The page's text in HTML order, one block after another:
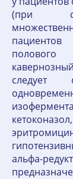
(при
следует
альфа-